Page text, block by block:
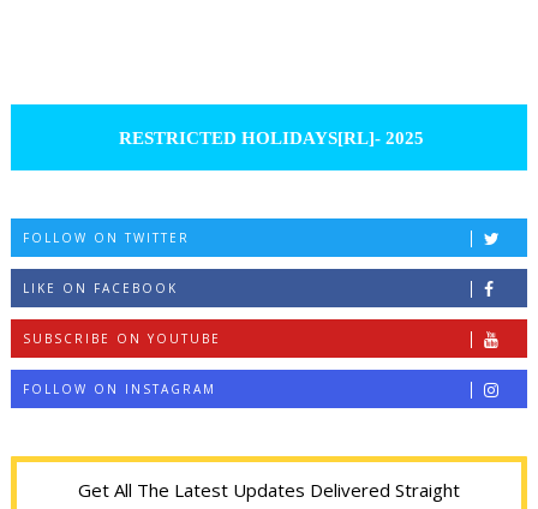
RESTRICTED HOLIDAYS[RL]- 2025
FOLLOW ON TWITTER
LIKE ON FACEBOOK
SUBSCRIBE ON YOUTUBE
FOLLOW ON INSTAGRAM
Get All The Latest Updates Delivered Straight